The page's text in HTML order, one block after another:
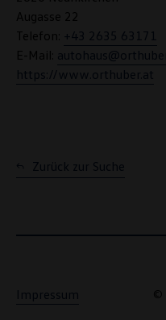
Augasse 22
Telefon: +43 2635 63171
E-Mail:
https://www.orthuber.at
Zurück zur Suche
Impressum ©